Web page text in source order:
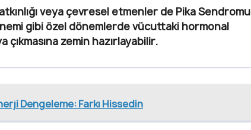
veya çevresel etmenler de Pika Sendromu
gibi özel dönemlerde vücuttaki hormonal
zemin hazırlayabilir.
Dengeleme: Farkı Hissedin